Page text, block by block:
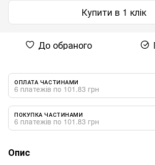
Купити в 1 клік
До обраного
ОПЛАТА ЧАСТИНАМИ
6 платежів по 101.83 грн
ПОКУПКА ЧАСТИНАМИ
6 платежів по 101.83 грн
Опис